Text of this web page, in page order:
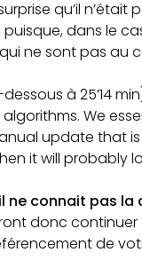
qu’il n’était
dans le
ne sont pas au
à 25’14
We
update that is
it will probably
il ne connait pas la
donc
de